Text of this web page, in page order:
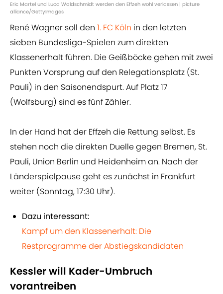
Eric Martel und Luca Waldschmidt werden den Effzeh wohl verlassen | picture
alliance/GettyImages
René Wagner soll den 1. FC Köln in den letzten
sieben Bundesliga-Spielen zum direkten
Klassenerhalt führen. Die Geißböcke gehen mit zwei
Punkten Vorsprung auf den Relegationsplatz (St.
Pauli) in den Saisonendspurt. Auf Platz 17
(Wolfsburg) sind es fünf Zähler.
In der Hand hat der Effzeh die Rettung selbst. Es
stehen noch die direkten Duelle gegen Bremen, St.
Pauli, Union Berlin und Heidenheim an. Nach der
Länderspielpause geht es zunächst in Frankfurt
weiter (Sonntag, 17:30 Uhr).
Dazu interessant:
Kampf um den Klassenerhalt: Die
Restprogramme der Abstiegskandidaten
Kessler will Kader-Umbruch
vorantreiben